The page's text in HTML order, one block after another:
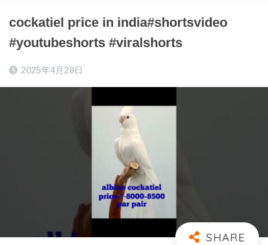
cockatiel price in india#shortsvideo
#youtubeshorts #viralshorts
2025年4月28日